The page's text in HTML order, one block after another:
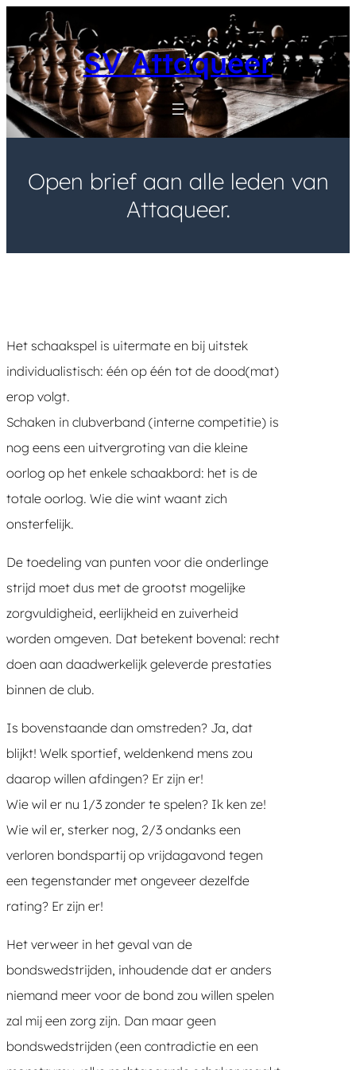
content
SV Attaqueer
Open brief aan alle leden van
Attaqueer.
Het schaakspel is uitermate en bij uitstek
individualistisch: één op één tot de dood(mat)
erop volgt.
Schaken in clubverband (interne competitie) is
nog eens een uitvergroting van die kleine
oorlog op het enkele schaakbord: het is de
totale oorlog. Wie die wint waant zich
onsterfelijk.
De toedeling van punten voor die onderlinge
strijd moet dus met de grootst mogelijke
zorgvuldigheid, eerlijkheid en zuiverheid
worden omgeven. Dat betekent bovenal: recht
doen aan daadwerkelijk geleverde prestaties
binnen de club.
Is bovenstaande dan omstreden? Ja, dat
blijkt! Welk sportief, weldenkend mens zou
daarop willen afdingen? Er zijn er!
Wie wil er nu 1/3 zonder te spelen? Ik ken ze!
Wie wil er, sterker nog, 2/3 ondanks een
verloren bondspartij op vrijdagavond tegen
een tegenstander met ongeveer dezelfde
rating? Er zijn er!
Het verweer in het geval van de
bondswedstrijden, inhoudende dat er anders
niemand meer voor de bond zou willen spelen
zal mij een zorg zijn. Dan maar geen
bondswedstrijden (een contradictie en een